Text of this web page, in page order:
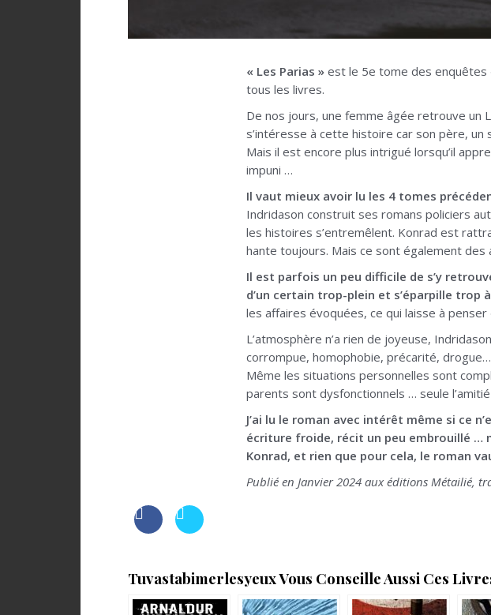
« Les Parias » est le 5e tome des enquêtes
tous les livres.
De nos jours, une femme âgée retrouve un
s’intéresse à cette histoire car son père, un
Mais il est encore plus intrigué lorsqu’il
impuni …
Il vaut mieux avoir lu les 4 tomes
Indridason construit ses romans policiers
les histoires s’entremêlent. Konrad est
hante toujours. Mais ce sont également
Il est parfois un peu difficile de s’y
d’un certain trop-plein et s’éparpille trop
les affaires évoquées, ce qui laisse à
L’atmosphère n’a rien de joyeuse,
corrompue, homophobie, précarité, drogue…
Même les situations personnelles sont
parents sont dysfonctionnels … seule
J’ai lu le roman avec intérêt même si ce
écriture froide, récit un peu embrouillé …
Konrad, et rien que pour cela, le roman
Publié en Janvier 2024 aux éditions Métailié,
Tuvastabimerlesyeux Vous Conseille Aussi Ces